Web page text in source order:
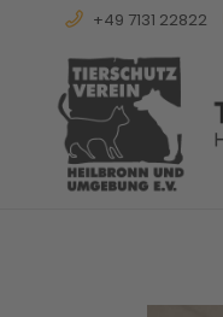
+49 7131 22822